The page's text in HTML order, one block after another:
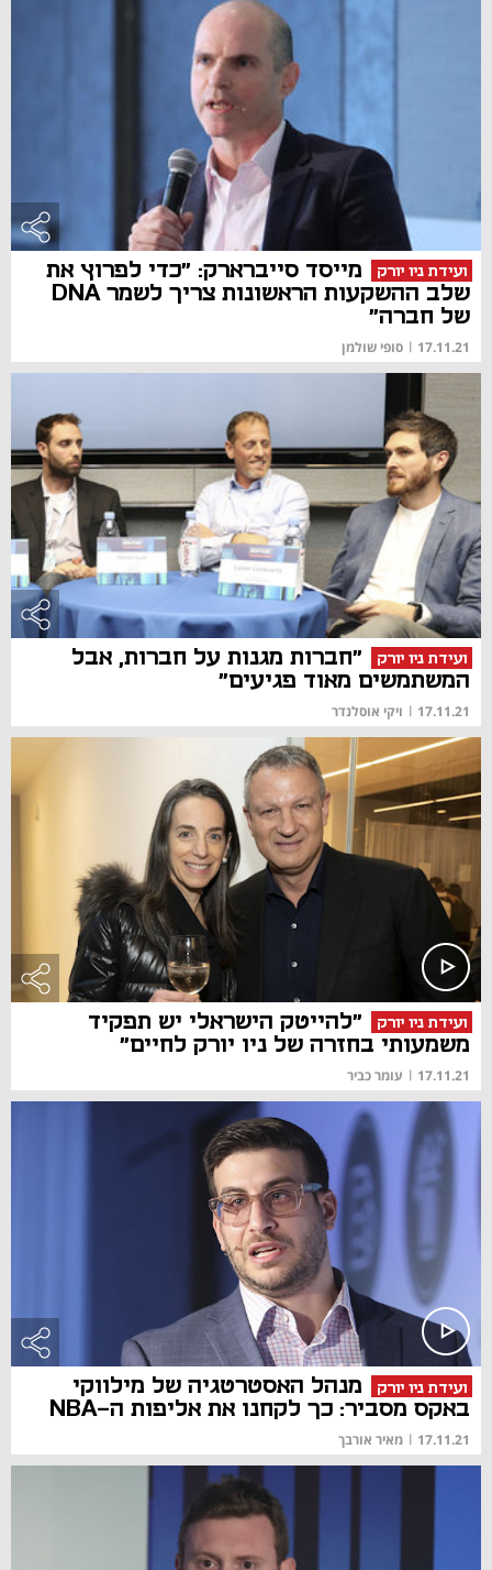
ועידת ניו יורק
מייסד סייברארק: "כדי לפרוץ את
שלב ההשקעות הראשונות צריך לשמר DNA
של חברה"
17.11.21
| סופי שולמן
ועידת ניו יורק
"חברות מגנות על חברות, אבל
המשתמשים מאוד פגיעים"
17.11.21
| ויקי אוסלנדר
ועידת ניו יורק
"להייטק הישראלי יש תפקיד
משמעותי בחזרה של ניו יורק לחיים"
17.11.21
| עומר כביר
ועידת ניו יורק
מנהל האסטרטגיה של מילווקי
באקס מסביר: כך לקחנו את אליפות ה-NBA
17.11.21
| מאיר אורבך